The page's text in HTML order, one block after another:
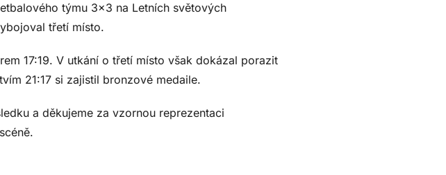
týmu 3×3 na Letních světových
třetí místo.
17:19. V utkání o třetí místo však dokázal porazit
21:17 si zajistil bronzové medaile.
a děkujeme za vzornou reprezentaci